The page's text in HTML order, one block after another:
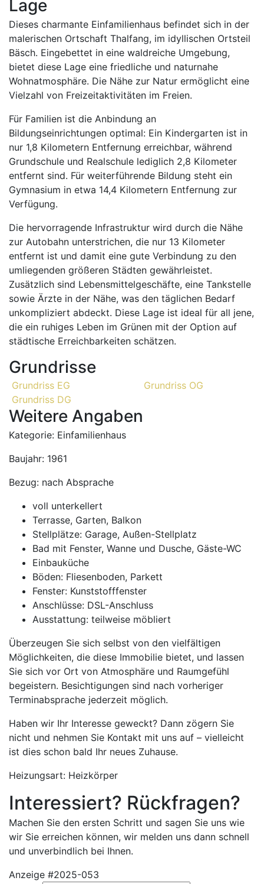
Lage
Dieses charmante Einfamilienhaus befindet sich in der
malerischen Ortschaft Thalfang, im idyllischen Ortsteil
Bäsch. Eingebettet in eine waldreiche Umgebung,
bietet diese Lage eine friedliche und naturnahe
Wohnatmosphäre. Die Nähe zur Natur ermöglicht eine
Vielzahl von Freizeitaktivitäten im Freien.
Für Familien ist die Anbindung an
Bildungseinrichtungen optimal: Ein Kindergarten ist in
nur 1,8 Kilometern Entfernung erreichbar, während
Grundschule und Realschule lediglich 2,8 Kilometer
entfernt sind. Für weiterführende Bildung steht ein
Gymnasium in etwa 14,4 Kilometern Entfernung zur
Verfügung.
Die hervorragende Infrastruktur wird durch die Nähe
zur Autobahn unterstrichen, die nur 13 Kilometer
entfernt ist und damit eine gute Verbindung zu den
umliegenden größeren Städten gewährleistet.
Zusätzlich sind Lebensmittelgeschäfte, eine Tankstelle
sowie Ärzte in der Nähe, was den täglichen Bedarf
unkompliziert abdeckt. Diese Lage ist ideal für all jene,
die ein ruhiges Leben im Grünen mit der Option auf
städtische Erreichbarkeiten schätzen.
Grundrisse
Grundriss EG
Grundriss OG
Grundriss DG
Weitere Angaben
Kategorie: Einfamilienhaus
Baujahr: 1961
Bezug: nach Absprache
voll unterkellert
Terrasse, Garten, Balkon
Stellplätze: Garage, Außen-Stellplatz
Bad mit Fenster, Wanne und Dusche, Gäste-WC
Einbauküche
Böden: Fliesenboden, Parkett
Fenster: Kunststofffenster
Anschlüsse: DSL-Anschluss
Ausstattung: teilweise möbliert
Überzeugen Sie sich selbst von den vielfältigen
Möglichkeiten, die diese Immobilie bietet, und lassen
Sie sich vor Ort von Atmosphäre und Raumgefühl
begeistern. Besichtigungen sind nach vorheriger
Terminabsprache jederzeit möglich.
Haben wir Ihr Interesse geweckt? Dann zögern Sie
nicht und nehmen Sie Kontakt mit uns auf – vielleicht
ist dies schon bald Ihr neues Zuhause.
Heizungsart: Heizkörper
Interessiert? Rückfragen?
Machen Sie den ersten Schritt und sagen Sie uns wie
wir Sie erreichen können, wir melden uns dann schnell
und unverbindlich bei Ihnen.
Anzeige #2025-053